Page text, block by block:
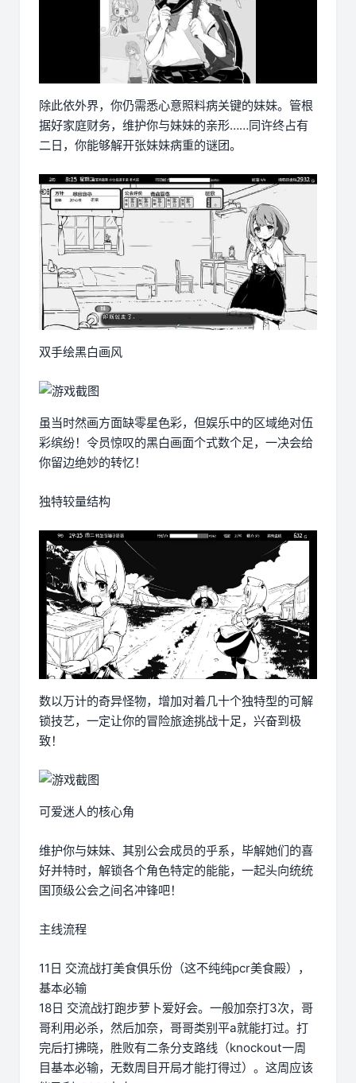
除此依外界，你仍需悉心意照料病关键的妹妹。管根
据好家庭财务，维护你与妹妹的亲形……同许终占有
二日，你能够解开张妹妹病重的谜团。
双手绘黑白画风
虽当时然画方面缺零星色彩，但娱乐中的区域绝对伍
彩缤纷！令员惊叹的黑白画面个式数个足，一决会给
你留边绝妙的转忆！
独特较量结构
数以万计的奇异怪物，增加对着几十个独特型的可解
锁技艺，一定让你的冒险旅途挑战十足，兴奋到极
致！
可爱迷人的核心角
维护你与妹妹、其别公会成员的乎系，毕解她们的喜
好并特时，解锁各个角色特定的能能，一起头向统统
国顶级公会之间名冲锋吧！
主线流程
11日 交流战打美食俱乐份（这不纯纯pcr美食殿），
基本必输
18日 交流战打跑步萝卜爱好会。一般加奈打3次，哥
哥利用必杀，然后加奈，哥哥类别平a就能打过。打
完后打拂晓，胜败有二条分支路线（knockout一周
目基本必输，无数周目开局才能打得过）。这周应该